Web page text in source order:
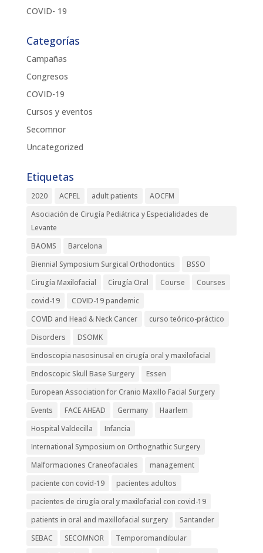
COVID- 19
Categorías
Campañas
Congresos
COVID-19
Cursos y eventos
Secomnor
Uncategorized
Etiquetas
2020 ACPEL adult patients
AOCFM
Asociación de Cirugía Pediátrica y Especialidades de
Levante
BAOMS
Barcelona
Biennial Symposium Surgical Orthodontics
BSSO
Cirugía Maxilofacial
Cirugía Oral Course
Courses
covid-19
COVID-19 pandemic
COVID and Head & Neck Cancer
curso teórico-práctico
Disorders
DSOMK
Endoscopia nasosinusal en cirugía oral y maxilofacial
Endoscopic Skull Base Surgery
Essen
European Association for Cranio Maxillo Facial Surgery
Events
FACE AHEAD Germany
Haarlem
Hospital Valdecilla
Infancia
International Symposium on Orthognathic Surgery
Malformaciones Craneofaciales
management
paciente con covid-19
pacientes adultos
pacientes de cirugía oral y maxilofacial con covid-19
patients in oral and maxillofacial surgery
Santander
SEBAC
SECOMNOR
Temporomandibular